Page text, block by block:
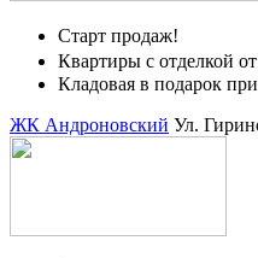
Старт продаж!
Квартиры с отделкой
Кладовая в подарок
ЖК Андроновский Ул.